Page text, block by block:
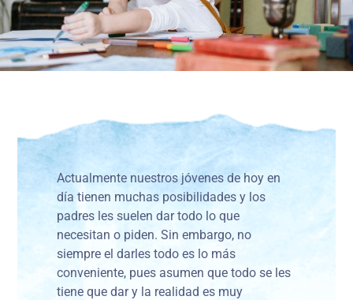
Actualmente nuestros jóvenes de hoy en
día tienen muchas posibilidades y los
padres les suelen dar todo lo que
necesitan o piden. Sin embargo, no
siempre el darles todo es lo más
conveniente, pues asumen que todo se les
tiene que dar y la realidad es muy